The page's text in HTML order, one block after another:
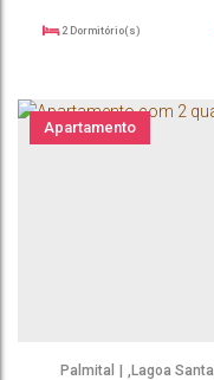
2 Dormitório(s)
Apartamento
Palmital Lagoa Santa